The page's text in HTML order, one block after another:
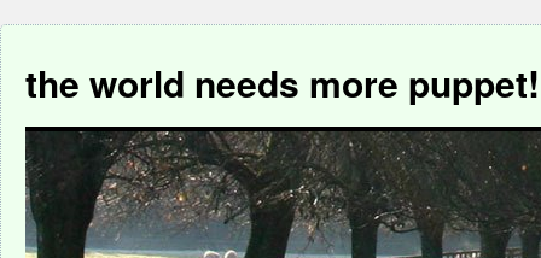
the world needs more puppet!